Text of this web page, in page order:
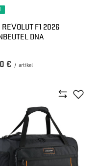
REVOLUT F1 2026
DNA
€ / artikel